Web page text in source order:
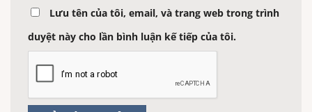
Lưu tên của tôi, email, và trang web trong trình
duyệt này cho lần bình luận kế tiếp của tôi.